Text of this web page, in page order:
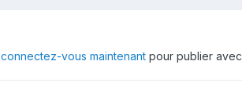
connectez-vous maintenant pour publier